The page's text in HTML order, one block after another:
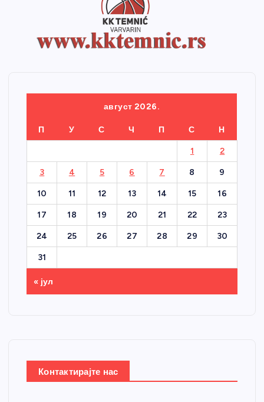
август 2026.
П У С Ч П С Н
1 2
3 4 5 6 7 8 9
10 11 12 13 14 15 16
17 18 19 20 21 22 23
24 25 26 27 28 29 30
31
« јул
Контактирајте нас